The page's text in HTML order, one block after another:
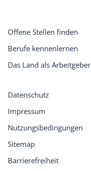
Offene Stellen finden
Berufe kennenlernen
Das Land als Arbeitgeber
Datenschutz
Impressum
Nutzungsbedingungen
Sitemap
Barrierefreiheit